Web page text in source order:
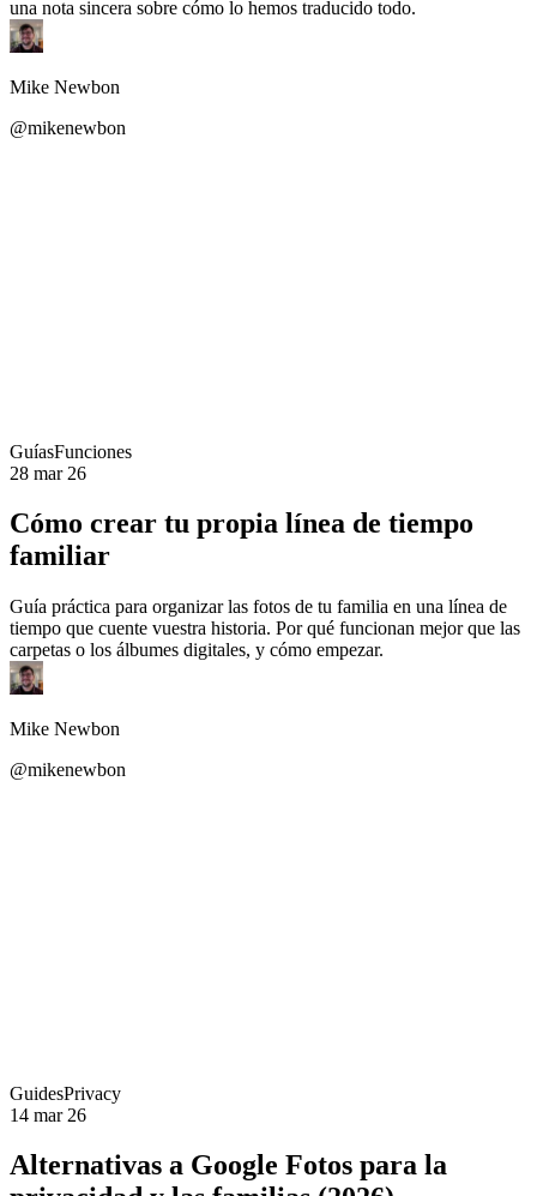
una nota sincera sobre cómo lo hemos traducido todo.
Mike Newbon
@mikenewbon
GuíasFunciones
28 mar 26
Cómo crear tu propia línea de tiempo
familiar
Guía práctica para organizar las fotos de tu familia en una línea de
tiempo que cuente vuestra historia. Por qué funcionan mejor que las
carpetas o los álbumes digitales, y cómo empezar.
Mike Newbon
@mikenewbon
GuidesPrivacy
14 mar 26
Alternativas a Google Fotos para la